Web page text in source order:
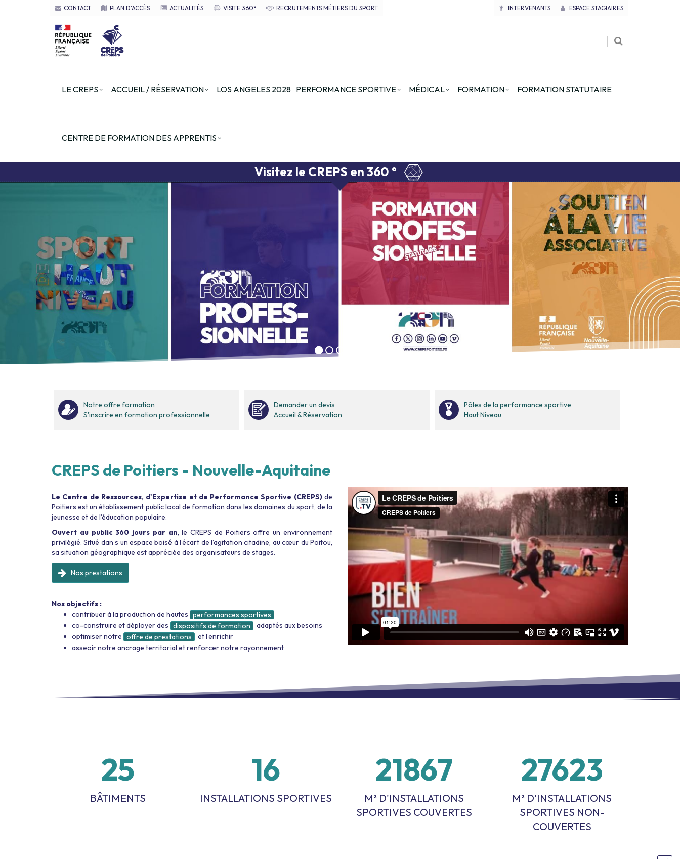
INTERVENANTS ESPACE STAGIAIRES
CONTACT PLAN D'ACCÈS ACTUALITÉS VISITE 360° RECRUTEMENTS MÉTIERS DU SPORT
LE CREPS ACCUEIL / RÉSERVATION LOS ANGELES 2028 PERFORMANCE SPORTIVE MÉDICAL FORMATION FORMATION STATUTAIRE
CENTRE DE FORMATION DES APPRENTIS
Visitez le CREPS en 360 °
Notre offre formation
S'inscrire en formation professionnelle
Demander un devis
Accueil & Réservation
Pôles de la performance sportive
Haut Niveau
CREPS de Poitiers - Nouvelle-Aquitaine
Le Centre de Ressources, d'Expertise et de Performance Sportive (CREPS)de
Poitiers est un établissement public local de formation dans les domaines du sport, de la
jeunesse et de l’éducation populaire.
Ouvert au public 360 jours par an, le CREPS de Poitiers offre un environnement
privilégié. Situé dan s un espace boisé à l’écart de l’agitation citadine, au cœur du Poitou,
sa situation géographique est appréciée des organisateurs de stages.
Nos prestations
Nos objectifs :
contribuer à la production de hautes performances sportives
co-construire et déployer des dispositifs de formation
adaptés aux besoins
optimiser notre offre de prestations
et l’enrichir
asseoir notre ancrage territorial et renforcer notre rayonnement
26
BÂTIMENTS
17
INSTALLATIONS SPORTIVES
22778
M² D'INSTALLATIONS
SPORTIVES COUVERTES
28774
M² D'INSTALLATIONS
SPORTIVES NON-
COUVERTES